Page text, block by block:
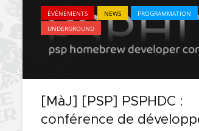
ÉVÉNEMENTS NEWS
PROGRAMMATION
UNDERGROUND
[MàJ] [PSP] PSPHDC :
conférence de